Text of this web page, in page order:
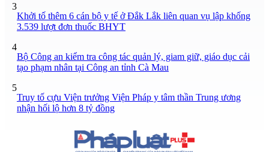
3
Khởi tố thêm 6 cán bộ y tế ở Đắk Lắk liên quan vụ lập khống
3.539 lượt đơn thuốc BHYT
4
Bộ Công an kiểm tra công tác quản lý, giam giữ, giáo dục cải
tạo phạm nhân tại Công an tỉnh Cà Mau
5
Truy tố cựu Viện trưởng Viện Pháp y tâm thần Trung ương
nhận hối lộ hơn 8 tỷ đồng